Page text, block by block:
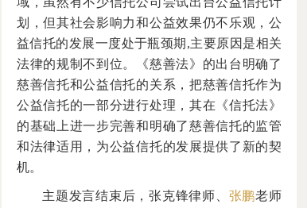
划，但其社会影响力和公益效果仍不乐观，公
益信托的发展一度处于瓶颈期,主要原因是相关
法律的规制不到位。《慈善法》的出台明确了
慈善信托和公益信托的关系，把慈善信托作为
公益信托的一部分进行处理，其在《信托法》
的基础上进一步完善和明确了慈善信托的监管
和法律适用，为公益信托的发展提供了新的契
机。
主题发言结束后，张克锋律师、 张鹏老师